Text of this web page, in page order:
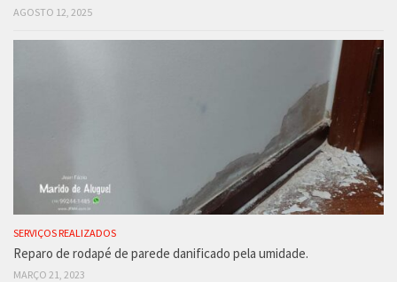
AGOSTO 12, 2025
SERVIÇOS REALIZADOS
Reparo de rodapé de parede danificado pela umidade.
MARÇO 21, 2023